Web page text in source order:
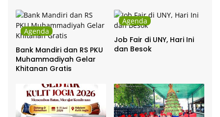
Agenda
Bank Mandiri dan RS PKU
Muhammadiyah Gelar
Khitanan Gratis
Agenda
Job Fair di UNY, Hari Ini
dan Besok